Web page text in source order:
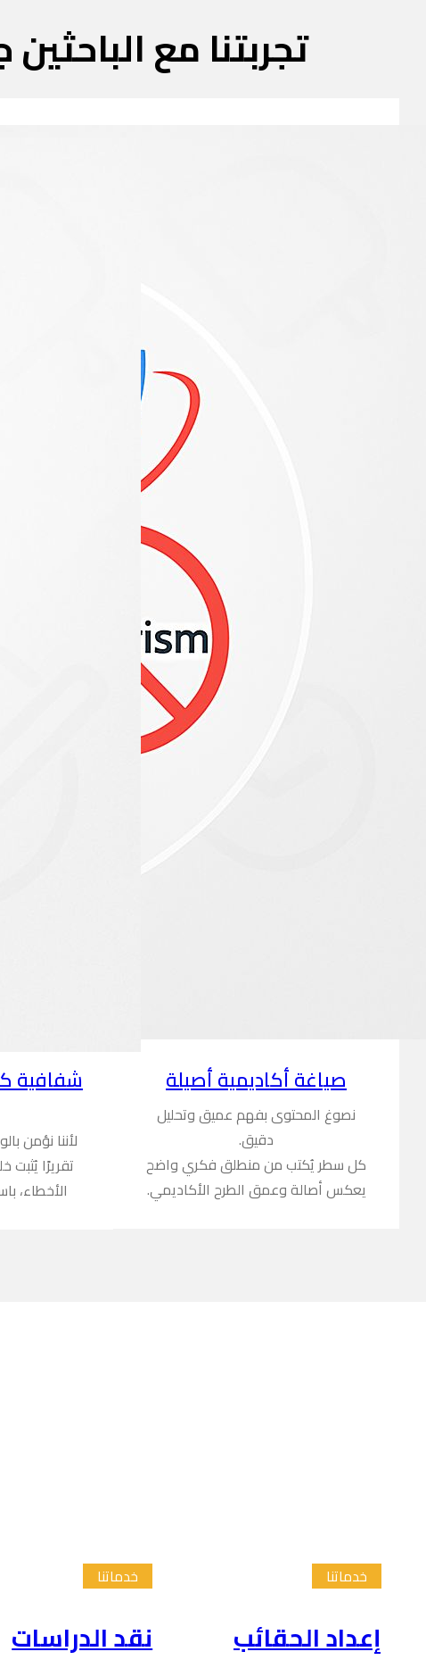
تجربتنا مع
صياغة أكاديمية أصيلة
نصوغ المحتوى بفهم عميق وتحليل
دقيق.
كل سطر يُكتب من منطلق فكري واضح
يعكس أصالة وعمق الطرح الأكاديمي.
شفافية
لأننا نؤمن
تقريرًا يُثبت
الأخطاء،
خدماتنا
إعداد الحقائب
خدماتنا
نقد الدراسات